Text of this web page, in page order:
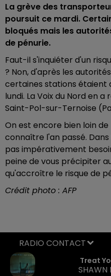
La grève des
poursuit ce mardi.
bloqués mais les
de pénurie.
Faut-il s'inquiéter d'un
? Non, d'après les
certaines stations étaient
lundi. La Voix du Nord en
Saint-Pol-sur-Ternoise
On est encore bien loin
connaître l'an passé. Dans
pas impérativement
peine de vous précipiter
qu'accroître le risque de
Crédit photo : AFP
Treat
SHAWN